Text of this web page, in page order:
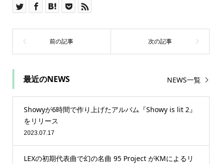
最近のNEWS NEWS一覧
Showyが6時間で作り上げたアルバム『Showy is lit 2』
をリリース
2023.07.17
LEXの初期代表曲で幻の名曲 95 Project がKMによるリ